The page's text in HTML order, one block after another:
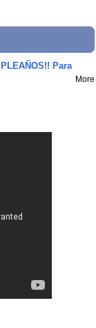
Para
More